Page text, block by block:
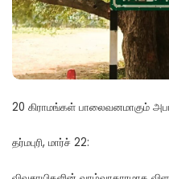
20 கிராமங்கள் பாலைவனமாகும்
தர்மபுரி, மார்ச் 22: